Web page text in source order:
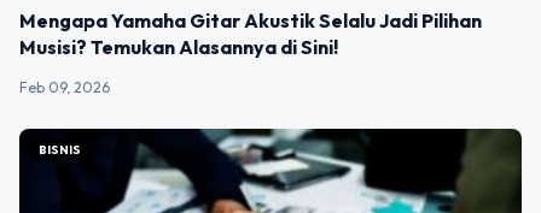
Mengapa Yamaha Gitar Akustik Selalu Jadi Pilihan
Musisi? Temukan Alasannya di Sini!
Feb 09, 2026
BISNIS